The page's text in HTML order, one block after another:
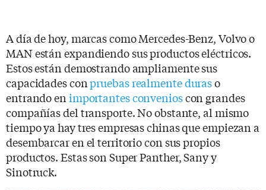
A día de hoy, marcas como Mercedes-Benz, Volvo o
MAN están expandiendo sus productos eléctricos.
Estos están demostrando ampliamente sus
capacidades conpruebas realmente duraso
entrando enimportantes convenioscon grandes
compañías del transporte. No obstante, al mismo
tiempo ya hay tres empresas chinas que empiezan a
desembarcar en el territorio con sus propios
productos. Estas son Super Panther, Sany y
Sinotruck.